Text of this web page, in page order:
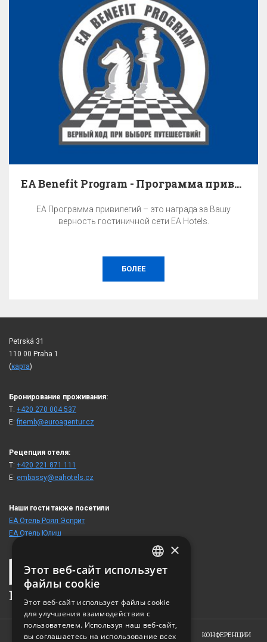
EA Benefit Program - Программа привилегий
EA Программа привилегий – это награда за Вашу
верность гостиничной сети EA Hotels.
БОЛЕЕ
Petrská 31
110 00 Praha 1
(карта)
Бронирование проживания:
T: +420 270 004 537
E:fitemb@euroagentur.cz
Рецепция отеля:
T: +420 221 871 111
E: embassy@eahotels.cz
Наши гости также посетили
ЕА Отель Роял Эсприт
ЕА Отель Юлиш
HOME ОБ ОТЕЛЕ НОМЕРА ПРЕДЛОЖЕНИЯ КОНФЕРЕНЦИИ
CZECH
RUSSIAN
×
Этот веб-сайт использует
файлы cookie
Этот веб-сайт использует файлы cookie
для улучшения взаимодействия с
пользователем. Используя наш веб-сайт,
вы соглашаетесь на использование всех